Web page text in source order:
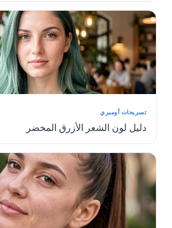
تسريحات أومبري
دليل لون الشعر الأزرق المخضر